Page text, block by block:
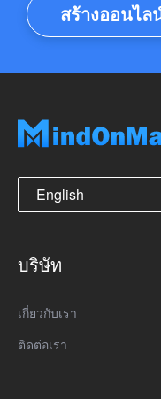
สร้างออนไล
English
บริษัท
เกี่ยวกับเรา
ติดต่อเรา